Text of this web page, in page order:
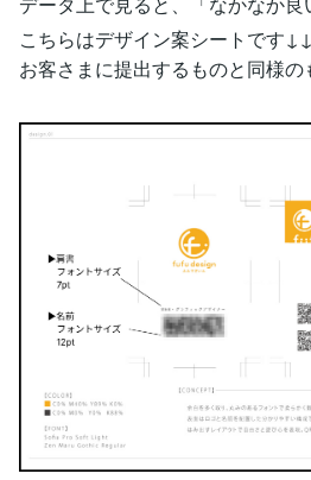
こちらはデザイン案シートです
お客さまに提出するものと同様の